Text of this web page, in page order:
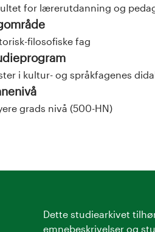
for lærerutdanning og
filosofiske fag
i kultur- og språkfagenes
grads nivå (500-HN)
Dette studiearkivet
emnebeskrivelser og